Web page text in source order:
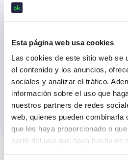
Esta página web usa cookies
Las cookies de este sitio web se
el contenido y los anuncios,
sociales y analizar el tráfico.
información sobre el uso que
nuestros partners de redes
web, quienes pueden combinarla
que les haya proporcionado o
partir del uso que haya hecho de
que nos comuniquemos:
He leído y acepto
Al hacer clic en Enviar, aceptas
procese la información personal
proporcionarte el contenido